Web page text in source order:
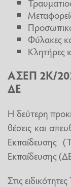
Φύλακες
Κλητήρες
ΑΣΕΠ 2Κ/
ΔΕ
Η δεύτερη
θέσεις και
Εκπαίδευσης
Εκπαίδευσης
Στις